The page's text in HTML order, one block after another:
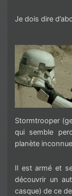
Je dois dire
Stormtrooper
qui semble
planète
Il est armé et
découvrir un
casque) de ce